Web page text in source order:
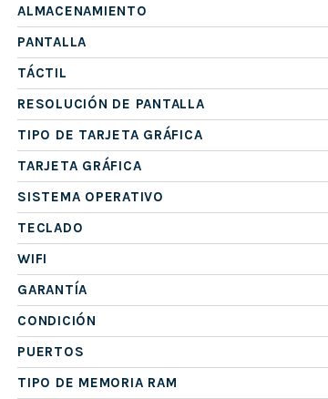
ALMACENAMIENTO
PANTALLA
TÁCTIL
RESOLUCIÓN DE PANTALLA
TIPO DE TARJETA GRÁFICA
TARJETA GRÁFICA
SISTEMA OPERATIVO
TECLADO
WIFI
GARANTÍA
CONDICIÓN
PUERTOS
TIPO DE MEMORIA RAM